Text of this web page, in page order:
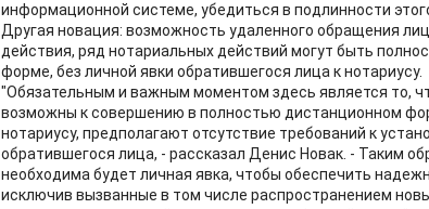
информационной системе, убедиться в подлинности
Другая новация: возможность удаленного обращения
действия, ряд нотариальных действий могут быть
форме, без личной явки обратившегося лица к нотариусу.
"Обязательным и важным моментом здесь является то,
возможны к совершению в полностью дистанционном
нотариусу, предполагают отсутствие требований к
обратившегося лица, - рассказал Денис Новак. - Таким
необходима будет личная явка, чтобы обеспечить
исключив вызванные в том числе распространением